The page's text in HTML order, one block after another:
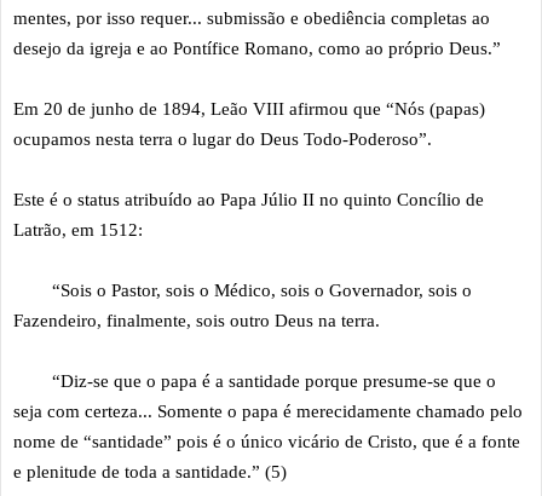
mentes, por isso requer... submissão e obediência completas ao
desejo da igreja e ao Pontífice Romano, como ao próprio Deus.”
Em 20 de junho de 1894, Leão VIII afirmou que “Nós (papas)
ocupamos nesta terra o lugar do Deus Todo-Poderoso”.
Este é o status atribuído ao Papa Júlio II no quinto Concílio de
Latrão, em 1512:
“Sois o Pastor, sois o Médico, sois o Governador, sois o
Fazendeiro, finalmente, sois outro Deus na terra.
“Diz-se que o papa é a santidade porque presume-se que o
seja com certeza... Somente o papa é merecidamente chamado pelo
nome de “santidade” pois é o único vicário de Cristo, que é a fonte
e plenitude de toda a santidade.” (5)